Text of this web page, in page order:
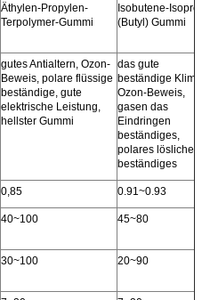
Äthylen-Propylen-
Terpolymer-Gummi
Isobutene-
(Butyl) Gummi
gutes Antialtern, Ozon-
Beweis, polare flüssige
beständige, gute
elektrische Leistung,
hellster Gummi
das gute
beständige
Ozon-Beweis,
gasen das
Eindringen
beständiges,
polares lösliches
beständiges
0,85 0.91~0.93
40~100 45~80
30~100 20~90